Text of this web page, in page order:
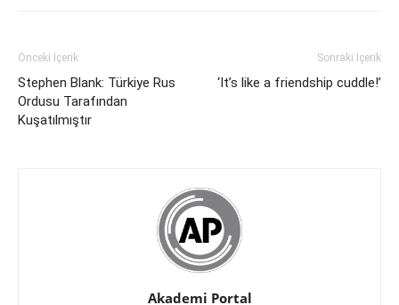
Önceki İçerik
Stephen Blank: Türkiye Rus
Ordusu Tarafından
Kuşatılmıştır
Sonraki İçerik
‘It’s like a friendship cuddle!’
Akademi Portal